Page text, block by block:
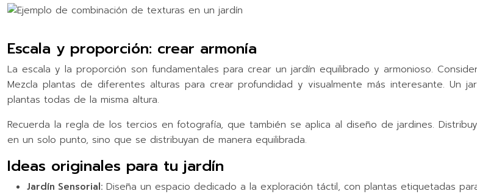
Escala y proporción: crear armonía
La escala y la proporción son fundamentales para crear un jardín equilibrado y armonioso.
Mezcla plantas de diferentes alturas para crear profundidad y visualmente más interesante. Un
plantas todas de la misma altura.
Recuerda la regla de los tercios en fotografía, que también se aplica al diseño de jardines.
en un solo punto, sino que se distribuyan de manera equilibrada.
Ideas originales para tu jardín
Jardín Sensorial: Diseña un espacio dedicado a la exploración táctil, con plantas etiquetadas